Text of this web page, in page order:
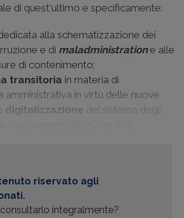
di quest'ultimo e specificamente:
alla schematizzazione dei
e di maladministratione alle
di contenimento;
transitoria in materia di
amministrativa in virtù delle nuove
digitalizzazione del sistema degli
riservato agli
integralmente?